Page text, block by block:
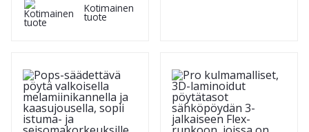
Kotimainen
tuote